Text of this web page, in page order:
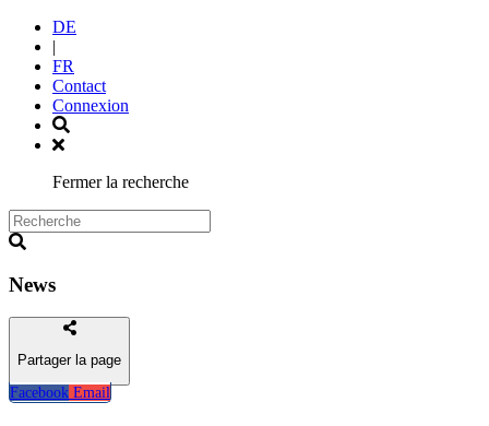
DE
|
FR
Contact
Connexion
Fermer la recherche
News
Partager la page
Facebook Email
Retour